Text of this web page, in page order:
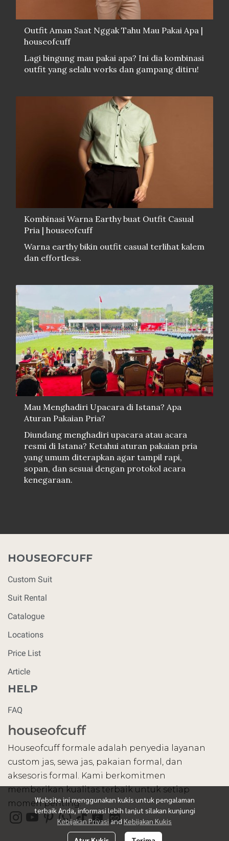
Outfit Aman Saat Nggak Tahu Mau Pakai Apa |
houseofcuff
Lagi bingung mau pakai apa? Ini dia kombinasi
outfit yang selalu works dan gampang ditiru!
Kombinasi Warna Earthy buat Outfit Casual
Pria | houseofcuff
Warna earthy bikin outfit casual terlihat kalem
dan effortless.
Mau Menghadiri Upacara di Istana? Apa
Aturan Pakaian Pria?
Diundang menghadiri upacara atau acara
resmi di Istana? Ketahui aturan pakaian pria
yang umum diterapkan agar tampil rapi,
sopan, dan sesuai dengan protokol acara
kenegaraan.
Website ini menggunakan kukis untuk pengalaman
terbaik Anda, informasi lebih lanjut silakan kunjungi
Kebijakan Privasi and Kebijakan Kukis
HOUSEOFCUFF
Custom Suit
Suit Rental
Catalogue
Locations
Price List
Article
HELP
FAQ
Houseofcuff formale adalah penyedia layanan
custom jas, sewa jas, pakaian formal, dan
aksesoris formal. Kami berkomitmen
memberikan kualitas terbaik untuk setiap
momen penting.